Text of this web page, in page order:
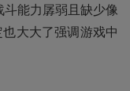
能力孱弱且缺少像
大大了强调游戏中